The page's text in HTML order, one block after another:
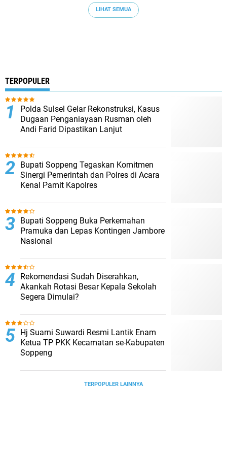
LIHAT SEMUA
TERPOPULER
Polda Sulsel Gelar Rekonstruksi, Kasus
Dugaan Penganiayaan Rusman oleh
Andi Farid Dipastikan Lanjut
Bupati Soppeng Tegaskan Komitmen
Sinergi Pemerintah dan Polres di Acara
Kenal Pamit Kapolres
Bupati Soppeng Buka Perkemahan
Pramuka dan Lepas Kontingen Jambore
Nasional
Rekomendasi Sudah Diserahkan,
Akankah Rotasi Besar Kepala Sekolah
Segera Dimulai?
Hj Suarni Suwardi Resmi Lantik Enam
Ketua TP PKK Kecamatan se-Kabupaten
Soppeng
TERPOPULER LAINNYA